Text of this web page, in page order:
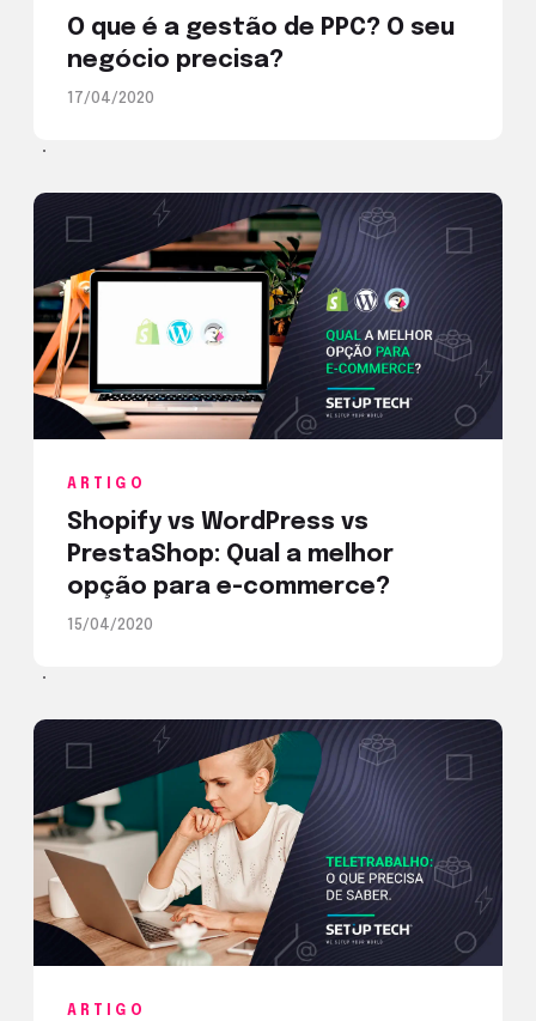
O que é a gestão de PPC? O seu
negócio precisa?
17/04/2020
ARTIGO
Shopify vs WordPress vs
PrestaShop: Qual a melhor
opção para e-commerce?
15/04/2020
ARTIGO